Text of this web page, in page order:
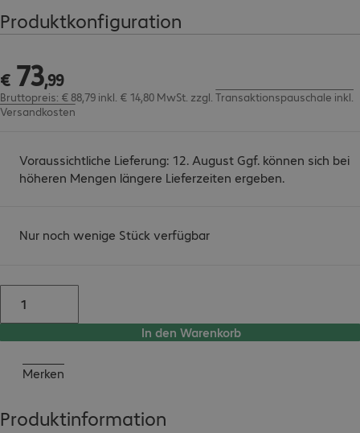
Produktkonfiguration
€ 73,99
€ 73,99
Bruttopreis: € 88,79 inkl. € 14,80 MwSt. zzgl. Transaktionspauschale inkl.
Versandkosten
Voraussichtliche Lieferung: 12. August Ggf. können sich bei
höheren Mengen längere Lieferzeiten ergeben.
Nur noch wenige Stück verfügbar
In den Warenkorb
Merken
Produktinformation